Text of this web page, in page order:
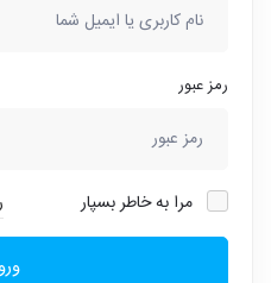
رمز عبور
مرا به خاطر بسپار